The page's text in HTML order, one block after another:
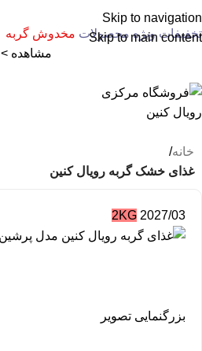
Skip to navigation
Skip to main content
تخفیفات ویژه محصولات مخدوش گربه
مشاهده >
خانه
غذای خشک گربه رویال کنین
2027/03
2KG
بزرگنمایی تصویر